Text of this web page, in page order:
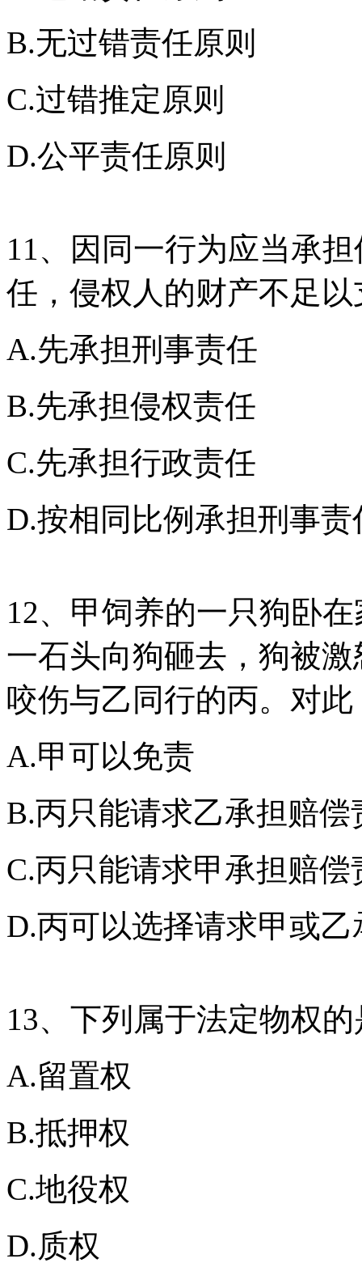
B.无过错责任原则
C.过错推定原则
D.公平责任原则
11、因同一行为应当承
任，侵权人的财产不足
A.先承担刑事责任
B.先承担侵权责任
C.先承担行政责任
D.按相同比例承担刑事
12、甲饲养的一只狗卧
一石头向狗砸去，狗被
咬伤与乙同行的丙。对
A.甲可以免责
B.丙只能请求乙承担赔偿
C.丙只能请求甲承担赔偿
D.丙可以选择请求甲或
13、下列属于法定物权
A.留置权
B.抵押权
C.地役权
D.质权